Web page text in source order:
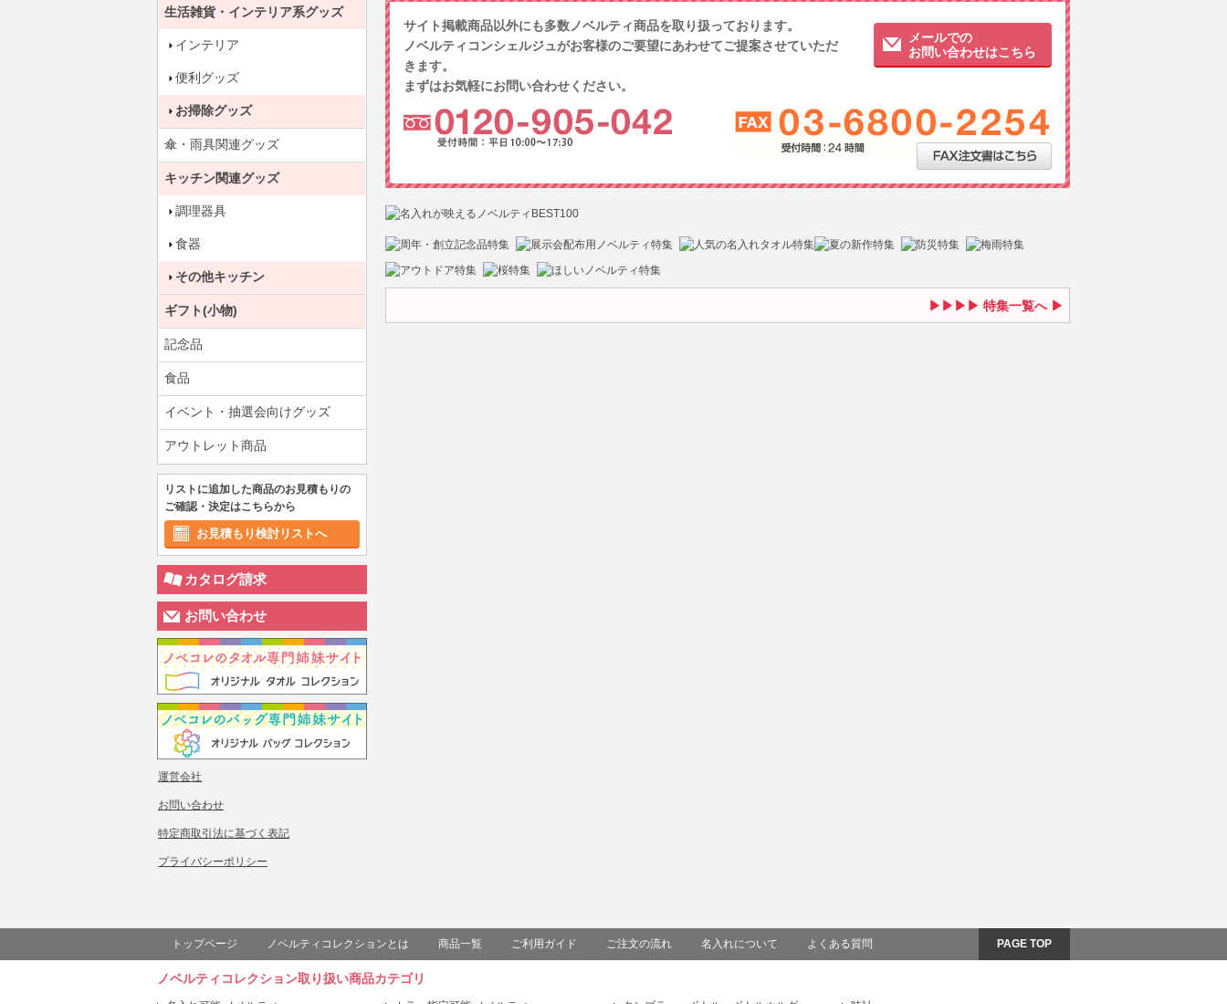
生活雑貨・インテリア系グッズ
インテリア
便利グッズ
お掃除グッズ
傘・雨具関連グッズ
キッチン関連グッズ
調理器具
食器
その他キッチン
ギフト(小物)
記念品
食品
イベント・抽選会向けグッズ
アウトレット商品
リストに追加した商品のお見積もりの
ご確認・決定はこちらから
お見積もり検討リストへ
カタログ請求
お問い合わせ
運営会社
お問い合わせ
特定商取引法に基づく表記
プライバシーポリシー
サイト掲載商品以外にも多数ノベルティ商品を取り扱っております。
ノベルティコンシェルジュがお客様のご要望にあわせてご提案させていただ
きます。
まずはお気軽にお問い合わせください。
メールでの
お問い合わせはこちら
特集一覧へ
トップページ ノベルティコレクションとは 商品一覧 ご利用ガイド ご注文の流れ 名入れについて よくある質問 PAGE TOP
ノベルティコレクション取り扱い商品カテゴリ